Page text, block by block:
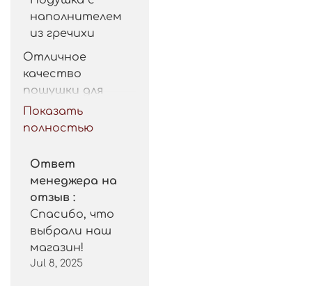
наполнителем
из гречихи
Отличное
качество
пошушки для
такой цены.
Рекомендую.
Показать
полностью
Ответ
менеджера на
отзыв :
Спасибо, что
выбрали наш
магазин!
Jul 8, 2025